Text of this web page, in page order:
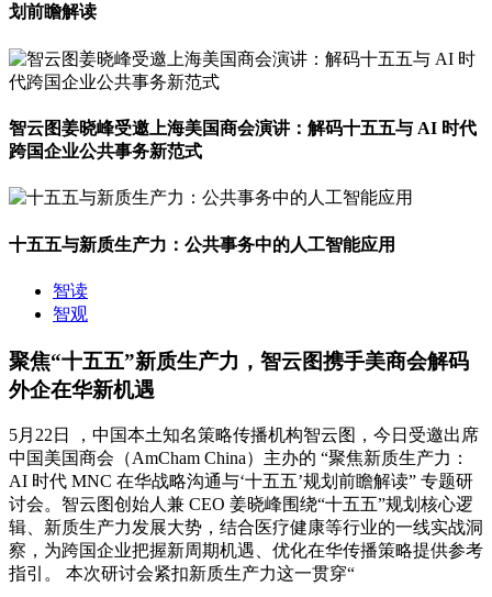
划前瞻解读
智云图姜晓峰受邀上海美国商会演讲：解码十五五与 AI 时代
跨国企业公共事务新范式
十五五与新质生产力：公共事务中的人工智能应用
智读
智观
聚焦“十五五”新质生产力，智云图携手美商会解码
外企在华新机遇
5月22日 ，中国本土知名策略传播机构智云图，今日受邀出席
中国美国商会（AmCham China）主办的 “聚焦新质生产力：
AI 时代 MNC 在华战略沟通与‘十五五’规划前瞻解读” 专题研
讨会。智云图创始人兼 CEO 姜晓峰围绕“十五五”规划核心逻
辑、新质生产力发展大势，结合医疗健康等行业的一线实战洞
察，为跨国企业把握新周期机遇、优化在华传播策略提供参考
指引。 本次研讨会紧扣新质生产力这一贯穿“